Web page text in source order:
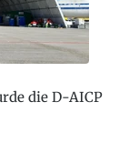
die D-AICP